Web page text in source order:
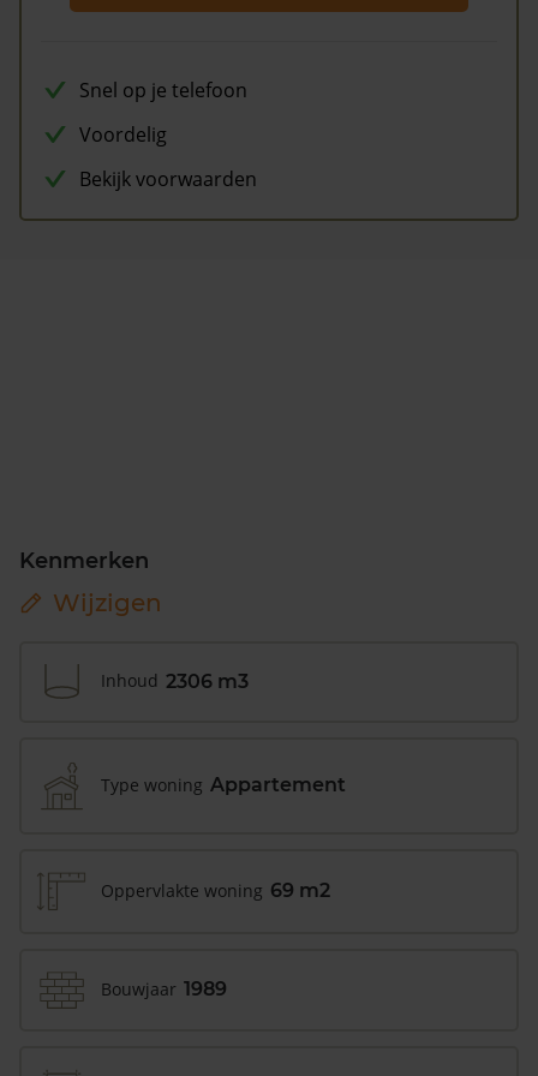
Snel op je telefoon
Voordelig
Bekijk voorwaarden
Kenmerken
Wijzigen
Inhoud 2306 m3
Type woning Appartement
Oppervlakte woning 69 m2
Bouwjaar 1989